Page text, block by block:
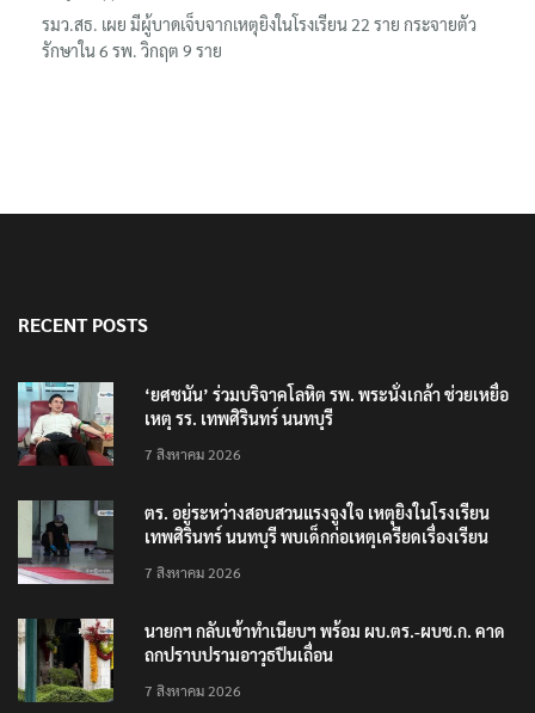
รมว.สธ. เผย มีผู้บาดเจ็บจากเหตุยิงในโรงเรียน 22 ราย กระจายตัว
รักษาใน 6 รพ. วิกฤต 9 ราย
RECENT POSTS
‘ยศชนัน’ ร่วมบริจาคโลหิต รพ. พระนั่งเกล้า ช่วยเหยื่อ
เหตุ รร. เทพศิรินทร์ นนทบุรี
7 สิงหาคม 2026
ตร. อยู่ระหว่างสอบสวนแรงจูงใจ เหตุยิงในโรงเรียน
เทพศิรินทร์ นนทบุรี พบเด็กก่อเหตุเครียดเรื่องเรียน
7 สิงหาคม 2026
นายกฯ กลับเข้าทำเนียบฯ พร้อม ผบ.ตร.-ผบช.ก. คาด
ถกปราบปรามอาวุธปืนเถื่อน
7 สิงหาคม 2026